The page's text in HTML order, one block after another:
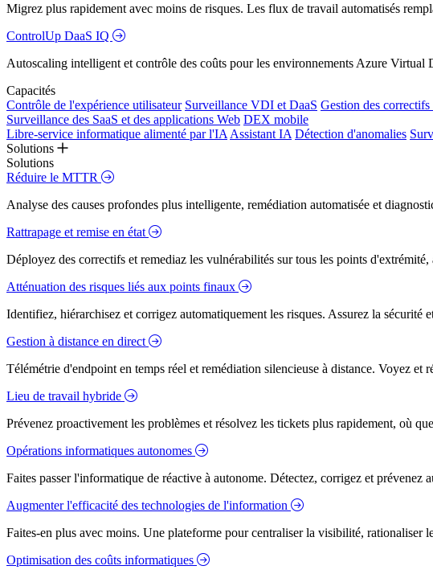
Migrez plus rapidement avec moins de risques. Les flux de travail automatisés
ControlUp DaaS IQ
Autoscaling intelligent et contrôle des coûts pour les environnements Azure Virtual
Capacités
Contrôle de l'expérience utilisateur Surveillance VDI et DaaS Gestion des
Surveillance des SaaS et des applications Web DEX mobile
Libre-service informatique alimenté par l'IA Assistant IA Détection d'anomalies
Solutions
Solutions
Réduire le MTTR
Analyse des causes profondes plus intelligente, remédiation automatisée et
Rattrapage et remise en état
Déployez des correctifs et remediaz les vulnérabilités sur tous les points
Atténuation des risques liés aux points finaux
Identifiez, hiérarchisez et corrigez automatiquement les risques. Assurez la sécurité
Gestion à distance en direct
Télémétrie d'endpoint en temps réel et remédiation silencieuse à distance. Voyez
Lieu de travail hybride
Prévenez proactivement les problèmes et résolvez les tickets plus rapidement, où
Opérations informatiques autonomes
Faites passer l'informatique de réactive à autonome. Détectez, corrigez et
Augmenter l'efficacité des technologies de l'information
Faites-en plus avec moins. Une plateforme pour centraliser la visibilité,
Optimisation des coûts informatiques